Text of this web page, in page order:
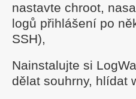
nastavte chroot,
logů přihlášení po
SSH),
Nainstalujte si
dělat souhrny, hlídat